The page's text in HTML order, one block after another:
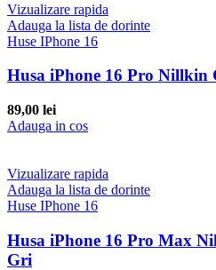
Vizualizare rapida
Adauga la lista de dorinte
Huse IPhone 16
Husa iPhone 16 Pro Nillkin
89,00 lei
Adauga in cos
Vizualizare rapida
Adauga la lista de dorinte
Huse IPhone 16
Husa iPhone 16 Pro Max
Gri